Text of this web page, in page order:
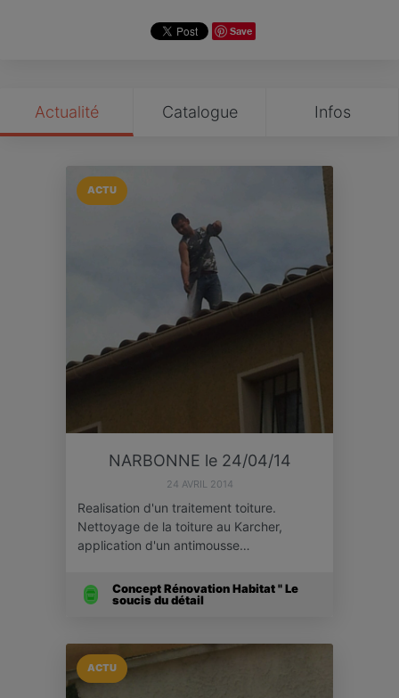
Save
Actualité Catalogue Infos
ACTU
NARBONNE le 24/04/14
24 AVRIL 2014
Realisation d'un traitement toiture.
Nettoyage de la toiture au Karcher,
application d'un antimousse…
Concept Rénovation Habitat " Le
soucis du détail
ACTU